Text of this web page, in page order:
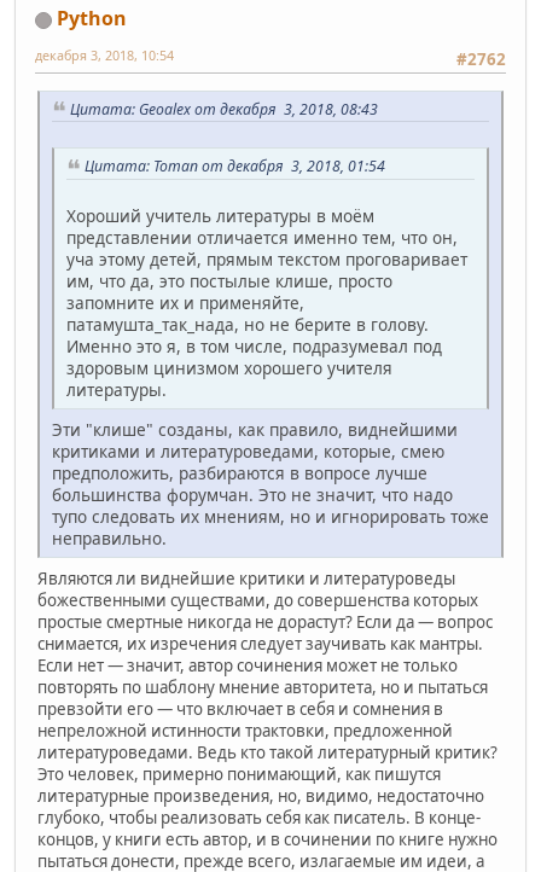
Python
#2762
декабря 3, 2018, 10:54
Цитата: Geoalex от декабря 3, 2018, 08:43
Цитата: Toman от декабря 3, 2018, 01:54
Хороший учитель литературы в моём
представлении отличается именно тем, что он,
уча этому детей, прямым текстом проговаривает
им, что да, это постылые клише, просто
запомните их и применяйте,
патамушта_так_нада, но не берите в голову.
Именно это я, в том числе, подразумевал под
здоровым цинизмом хорошего учителя
литературы.
Эти "клише" созданы, как правило, виднейшими
критиками и литературоведами, которые, смею
предположить, разбираются в вопросе лучше
большинства форумчан. Это не значит, что надо
тупо следовать их мнениям, но и игнорировать тоже
неправильно.
Являются ли виднейшие критики и литературоведы
божественными существами, до совершенства которых
простые смертные никогда не дорастут? Если да — вопрос
снимается, их изречения следует заучивать как мантры.
Если нет — значит, автор сочинения может не только
повторять по шаблону мнение авторитета, но и пытаться
превзойти его — что включает в себя и сомнения в
непреложной истинности трактовки, предложенной
литературоведами. Ведь кто такой литературный критик?
Это человек, примерно понимающий, как пишутся
литературные произведения, но, видимо, недостаточно
глубоко, чтобы реализовать себя как писатель. В конце-
концов, у книги есть автор, и в сочинении по книге нужно
пытаться донести, прежде всего, излагаемые им идеи, а